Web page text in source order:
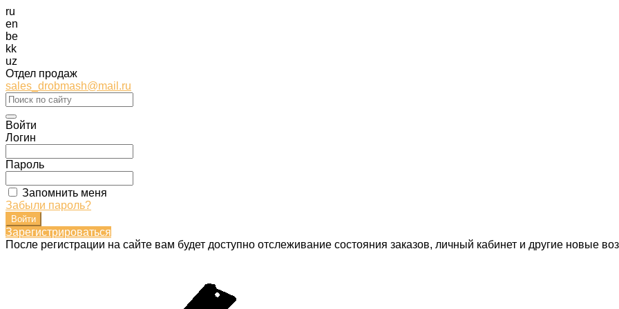
ru
en
be
kk
uz
Отдел продаж
sales_drobmash@mail.ru
Войти
Логин
Пароль
Запомнить меня
Забыли пароль?
Зарегистрироваться
После регистрации на сайте вам будет доступно отслеживание состояния заказов, личный кабинет и другие новые